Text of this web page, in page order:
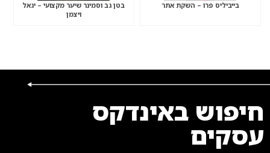
בייביליס פרו – השקת אתר
בטן גב וסמינר שיער מקצועי – יגאל
ויצמן
חיפוש באינדקס
עסקים